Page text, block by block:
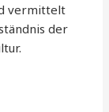
vermittelt
der